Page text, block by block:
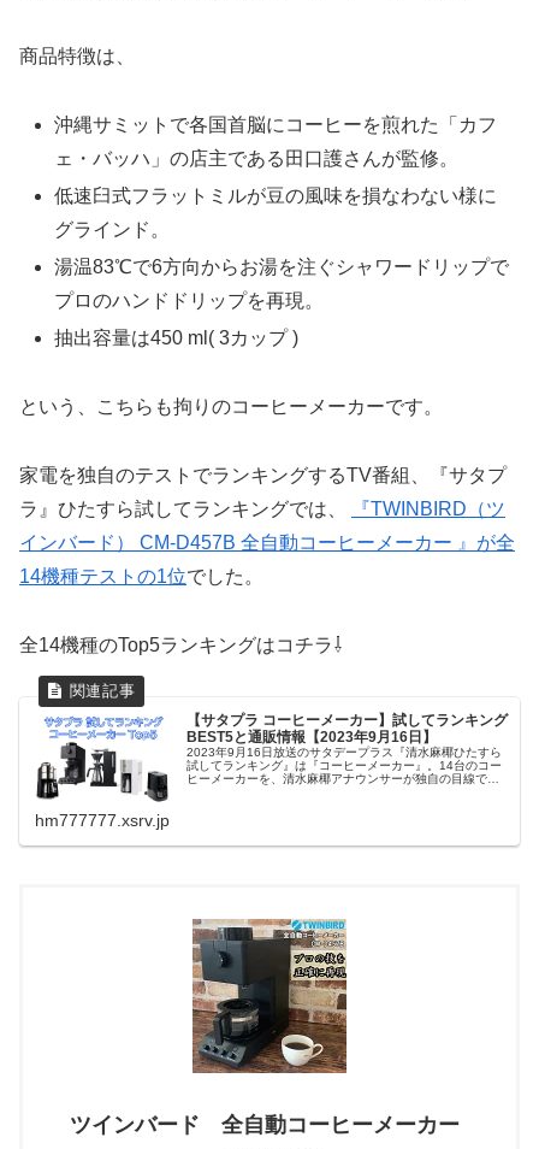
商品特徴は、
沖縄サミットで各国首脳にコーヒーを煎れた「カフ
ェ・バッハ」の店主である田口護さんが監修。
低速臼式フラットミルが豆の風味を損なわない様に
グラインド。
湯温83℃で6方向からお湯を注ぐシャワードリップで
プロのハンドドリップを再現。
抽出容量は450 ml( 3カップ )
という、こちらも拘りのコーヒーメーカーです。
家電を独自のテストでランキングするTV番組、『サタプ
ラ』ひたすら試してランキングでは、
『TWINBIRD（ツ
インバード） CM-D457B 全自動コーヒーメーカー 』が全
14機種テストの1位でした。
全14機種のTop5ランキングはコチラ⇩
【サタプラ コーヒーメーカー】試してランキング
BEST5と通販情報【2023年9月16日】
2023年9月16日放送のサタデープラス『清水麻椰ひたすら
試してランキング』は『コーヒーメーカー』。14台のコー
ヒーメーカーを、清水麻椰アナウンサーが独自の目線で評
hm777777.xsrv.jp
ツインバード 全自動コーヒーメーカー